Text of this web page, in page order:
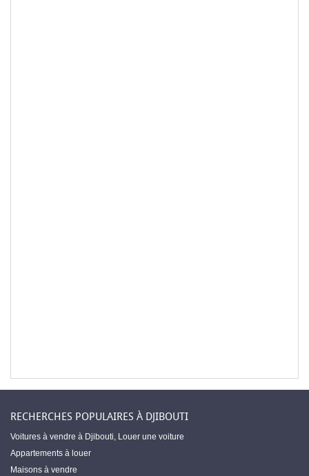
RECHERCHES POPULAIRES À DJIBOUTI
Voitures à vendre à Djibouti, Louer une voiture
Appartements à louer
Maisons à vendre